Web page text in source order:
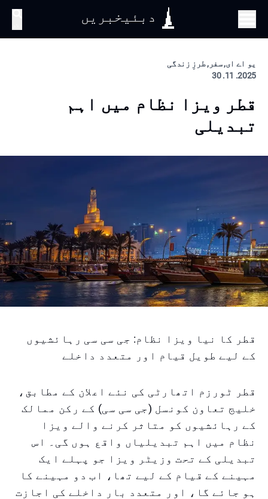
دبئیخبریں
یو اے ای, سفر, طرزِ زندگی
2025. 11. 30
قطر ویزا نظام میں اہم
تبدیلی
قطر کا نیا ویزا نظام: جی سی سی رہائشیوں
کے لیے طویل قیام اور متعدد داخلے
قطر ٹورزم اتھارٹی کی نئے اعلان کے مطابق،
خلیج تعاون کونسل (جی سی سی) کے رکن ممالک
کے رہائشیوں کو متاثر کرنے والے ویزا
نظام میں اہم تبدیلیاں واقع ہوں گی۔ اس
تبدیلی کے تحت وزیٹر ویزا جو پہلے ایک
مہینے کے قیام کے لیے تھا، اب دو مہینے کا
ہو جائے گا، اور متعدد بار داخلے کی اجازت